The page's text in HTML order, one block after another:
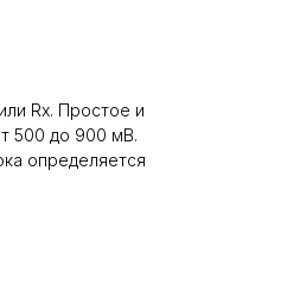
Rх. Простое и
500 до 900 мВ.
определяется